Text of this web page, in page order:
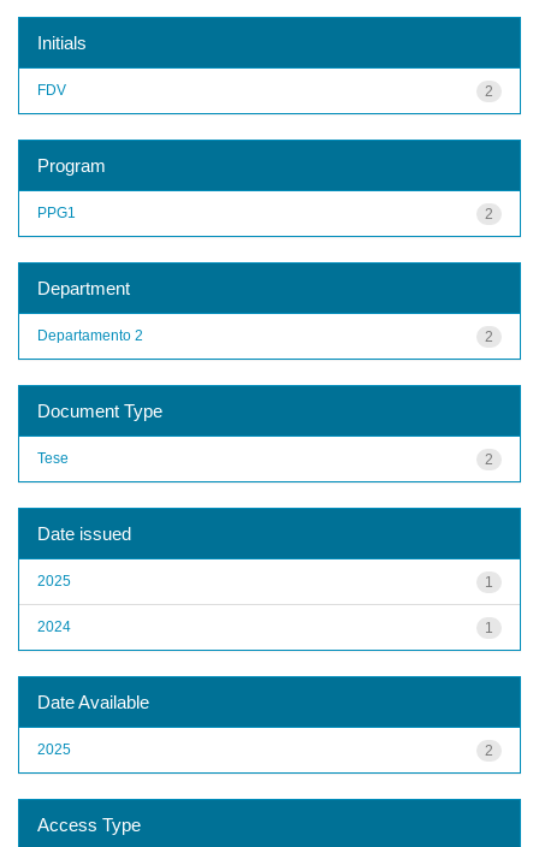
Initials
2
FDV
Program
2
PPG1
Department
2
Departamento 2
Document Type
2
Tese
Date issued
1
2025
1
2024
Date Available
2
2025
Access Type